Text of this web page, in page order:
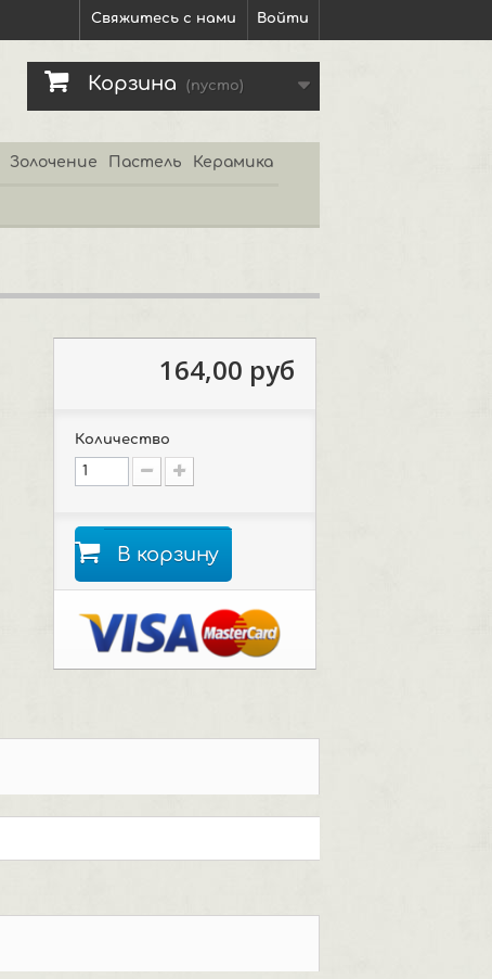
Войти
Свяжитесь с нами
Корзина (пусто)
Золочение Пастель Керамика
164,00 руб
Количество
В корзину